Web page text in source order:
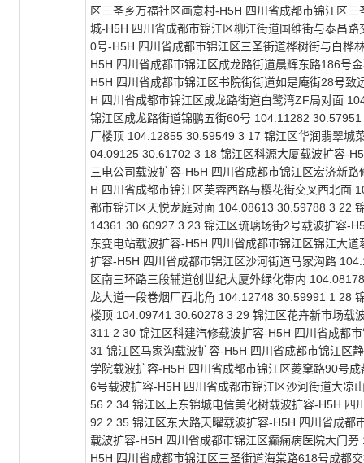
区三圣乡万福社区画意村-H5H 四川省成都市锦江区
城-H5H 四川省成都市锦江区柳江街道国维街与泰昌
0号-H5H 四川省成都市锦江区三圣街道桦树街与白
H5H 四川省成都市锦江区成龙路街道晨辉东路186号
H5H 四川省成都市锦江区书院街街道如是庵街28号
H 四川省成都市锦江区成龙路街道白鹭湾ZF局对面
锦江区成龙路街道锦鹏五街60号 104.11282
厂楼顶 104.12855 30.59549 3 17 锦江区华润翡翠城
04.09125 30.61702 3 18 锦江区科源大厦载波扩容-
三电公司载波扩容-H5H 四川省成都市锦江区宏济新
H 四川省成都市锦江区芙蓉西路与樱花街交叉西北面
都市锦江区天悦龙庭对面 104.08613 30.59788 3 22
14361 30.60927 3 23 锦江区琉璃场街2号载波扩容-
东变电站载波扩容-H5H 四川省成都市锦江区锦江大
扩容-H5H 四川省成都市锦江区沙河街道马家沟路
区南三环路三段辅道创世纪大厦外绿化带内
龙大道一段卷烟厂西北角 104.12748 30.59991 1 28
楼顶 104.09741 30.60278 3 29 锦江区花卉新市场载
311 2 30 锦江区科建汽修载波扩容-H5H 四川省成都
31 锦江区马家沟载波扩容-H5H 四川省成都市锦江区
学院载波扩容-H5H 四川省成都市锦江区菱窠路90号
6号载波扩容-H5H 四川省成都市锦江区沙河街道大凉
56 2 34 锦江区上东锦城电信美化树载波扩容-H5H
92 2 35 锦江区东大路天曜载波扩容-H5H 四川省成
载波扩容-H5H 四川省成都市锦江区癫痫病医院大门
H5H 四川省成都市锦江区三圣街道海棠路618号成都